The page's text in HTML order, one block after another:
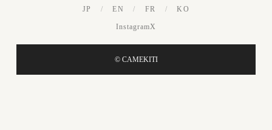
JP / EN / FR / KO
InstagramX
© CAMEKITI